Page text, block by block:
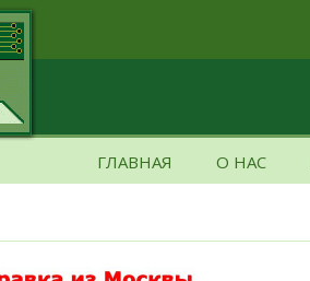
ГЛАВНАЯ О НАС